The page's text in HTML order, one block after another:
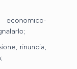
economico-
rinuncia,